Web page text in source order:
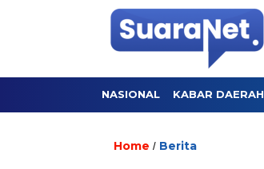
NASIONAL KABAR DAERAH
Home / Berita